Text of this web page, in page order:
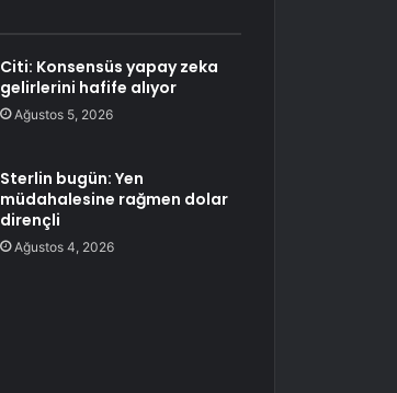
Citi: Konsensüs yapay zeka
gelirlerini hafife alıyor
Ağustos 5, 2026
Sterlin bugün: Yen
müdahalesine rağmen dolar
dirençli
Ağustos 4, 2026